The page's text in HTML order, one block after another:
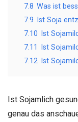
7.8 Was ist
7.9
Ist Soja
7.10
Ist
7.11
Ist
7.12 Ist
Ist Sojamlich
genau das